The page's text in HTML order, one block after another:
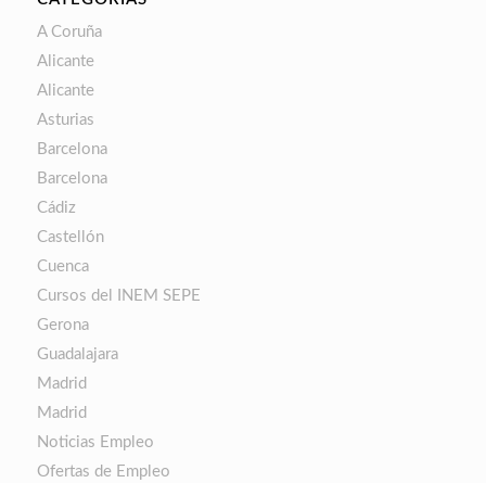
A Coruña
Alicante
Alicante
Asturias
Barcelona
Barcelona
Cádiz
Castellón
Cuenca
Cursos del INEM SEPE
Gerona
Guadalajara
Madrid
Madrid
Noticias Empleo
Ofertas de Empleo